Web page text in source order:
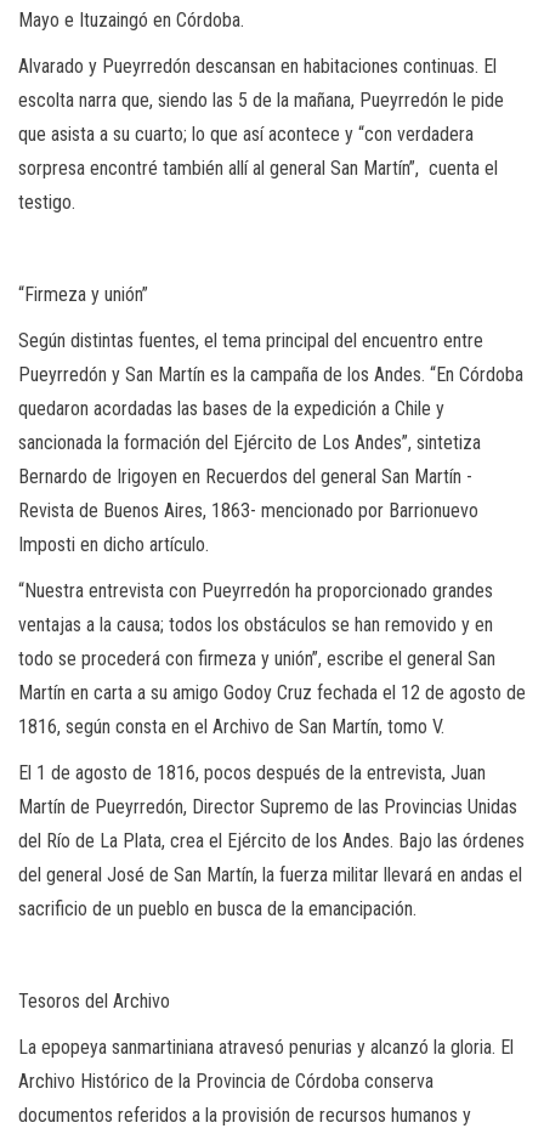
Mayo e Ituzaingó en Córdoba.
Alvarado y Pueyrredón descansan en habitaciones continuas. El
escolta narra que, siendo las 5 de la mañana, Pueyrredón le pide
que asista a su cuarto; lo que así acontece y “con verdadera
sorpresa encontré también allí al general San Martín”, cuenta el
testigo.
“Firmeza y unión”
Según distintas fuentes, el tema principal del encuentro entre
Pueyrredón y San Martín es la campaña de los Andes. “En Córdoba
quedaron acordadas las bases de la expedición a Chile y
sancionada la formación del Ejército de Los Andes”, sintetiza
Bernardo de Irigoyen en Recuerdos del general San Martín -
Revista de Buenos Aires, 1863- mencionado por Barrionuevo
Imposti en dicho artículo.
“Nuestra entrevista con Pueyrredón ha proporcionado grandes
ventajas a la causa; todos los obstáculos se han removido y en
todo se procederá con firmeza y unión”, escribe el general San
Martín en carta a su amigo Godoy Cruz fechada el 12 de agosto de
1816, según consta en el Archivo de San Martín, tomo V.
El 1 de agosto de 1816, pocos después de la entrevista, Juan
Martín de Pueyrredón, Director Supremo de las Provincias Unidas
del Río de La Plata, crea el Ejército de los Andes. Bajo las órdenes
del general José de San Martín, la fuerza militar llevará en andas el
sacrificio de un pueblo en busca de la emancipación.
Tesoros del Archivo
La epopeya sanmartiniana atravesó penurias y alcanzó la gloria. El
Archivo Histórico de la Provincia de Córdoba conserva
documentos referidos a la provisión de recursos humanos y